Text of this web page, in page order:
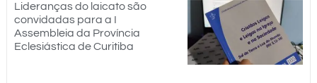
Lideranças do laicato são
convidadas para a I
Assembleia da Província
Eclesiástica de Curitiba